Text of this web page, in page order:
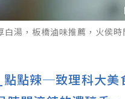
白湯，板橋滷味推薦，火侯
點辣─致理科大美